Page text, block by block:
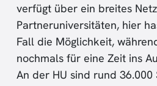
verfügt über ein breites
Partneruniversitäten, hier
Fall die Möglichkeit,
nochmals für eine Zeit ins
An der HU sind rund 36.000